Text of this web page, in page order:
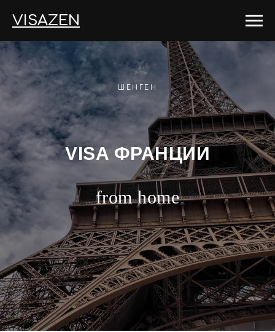
VISAZEN
ШЕНГЕН
VISA ФРАНЦИИ
from home